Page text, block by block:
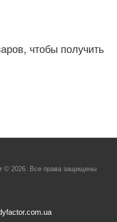
чтобы получить
© 2026. Все права защищены